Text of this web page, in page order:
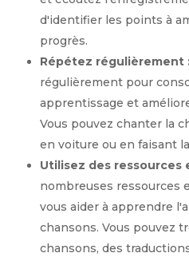
d'identifier les points à
progrès.
Répétez régulièrement
régulièrement pour
apprentissage et
Vous pouvez chanter la
en voiture ou en faisant
Utilisez des ressources
nombreuses ressources
vous aider à apprendre
chansons. Vous pouvez
chansons, des